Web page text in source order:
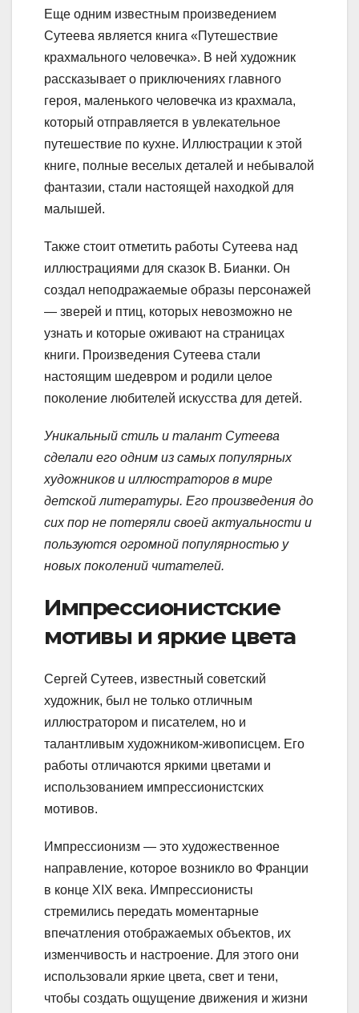
Еще одним известным произведением
Сутеева является книга «Путешествие
крахмального человечка». В ней художник
рассказывает о приключениях главного
героя, маленького человечка из крахмала,
который отправляется в увлекательное
путешествие по кухне. Иллюстрации к этой
книге, полные веселых деталей и небывалой
фантазии, стали настоящей находкой для
малышей.
Также стоит отметить работы Сутеева над
иллюстрациями для сказок В. Бианки. Он
создал неподражаемые образы персонажей
— зверей и птиц, которых невозможно не
узнать и которые оживают на страницах
книги. Произведения Сутеева стали
настоящим шедевром и родили целое
поколение любителей искусства для детей.
Уникальный стиль и талант Сутеева
сделали его одним из самых популярных
художников и иллюстраторов в мире
детской литературы. Его произведения до
сих пор не потеряли своей актуальности и
пользуются огромной популярностью у
новых поколений читателей.
Импрессионистские
мотивы и яркие цвета
Сергей Сутеев, известный советский
художник, был не только отличным
иллюстратором и писателем, но и
талантливым художником-живописцем. Его
работы отличаются яркими цветами и
использованием импрессионистских
мотивов.
Импрессионизм — это художественное
направление, которое возникло во Франции
в конце XIX века. Импрессионисты
стремились передать моментарные
впечатления отображаемых объектов, их
изменчивость и настроение. Для этого они
использовали яркие цвета, свет и тени,
чтобы создать ощущение движения и жизни